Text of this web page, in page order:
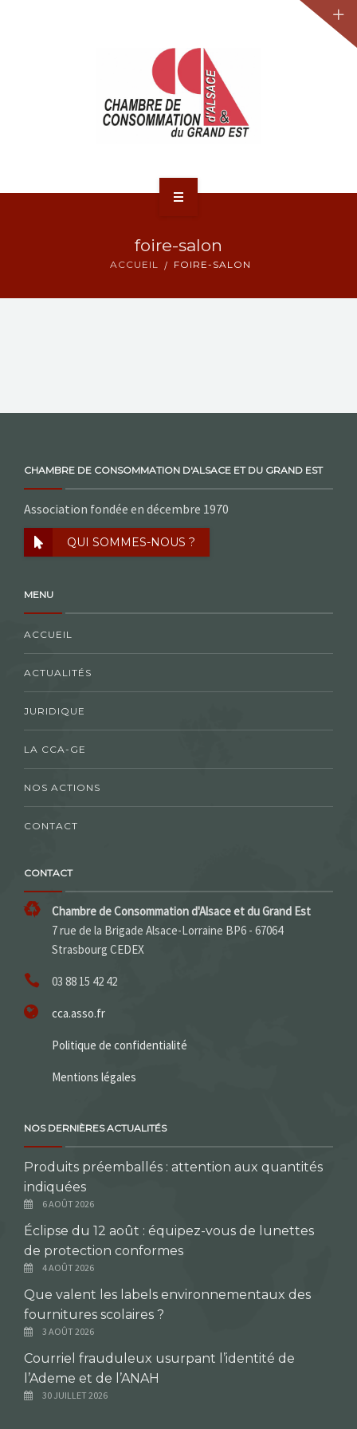
foire-salon
ACCUEIL FOIRE-SALON
CHAMBRE DE CONSOMMATION D'ALSACE ET DU GRAND EST
Association fondée en décembre 1970
QUI SOMMES-NOUS ?
MENU
ACCUEIL
ACTUALITÉS
JURIDIQUE
LA CCA-GE
NOS ACTIONS
CONTACT
CONTACT
Chambre de Consommation d'Alsace et du Grand Est
7 rue de la Brigade Alsace-Lorraine BP6 - 67064
Strasbourg CEDEX
03 88 15 42 42
cca.asso.fr
Politique de confidentialité
Mentions légales
NOS DERNIÈRES ACTUALITÉS
Produits préemballés : attention aux quantités
indiquées
6 AOÛT 2026
Éclipse du 12 août : équipez-vous de lunettes
de protection conformes
4 AOÛT 2026
Que valent les labels environnementaux des
fournitures scolaires ?
3 AOÛT 2026
Courriel frauduleux usurpant l’identité de
l’Ademe et de l’ANAH
30 JUILLET 2026